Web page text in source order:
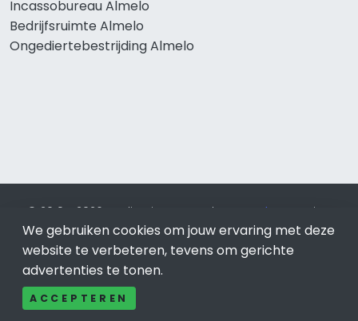
Incassobureau Almelo
Bedrijfsruimte Almelo
Ongediertebestrijding Almelo
© 2019 - 2026 Realisatie en SEO door SEO-bureau
Lion
Internet. Betaal alleen voor bewezen resultaten?SEO
optimalisatie No Cure No Pay.Almelois onderdeel van Lion
Internet.
We gebruiken cookies om jouw ervaring met deze
website te verbeteren, tevens om gerichte
advertenties te tonen.
ACCEPTEREN